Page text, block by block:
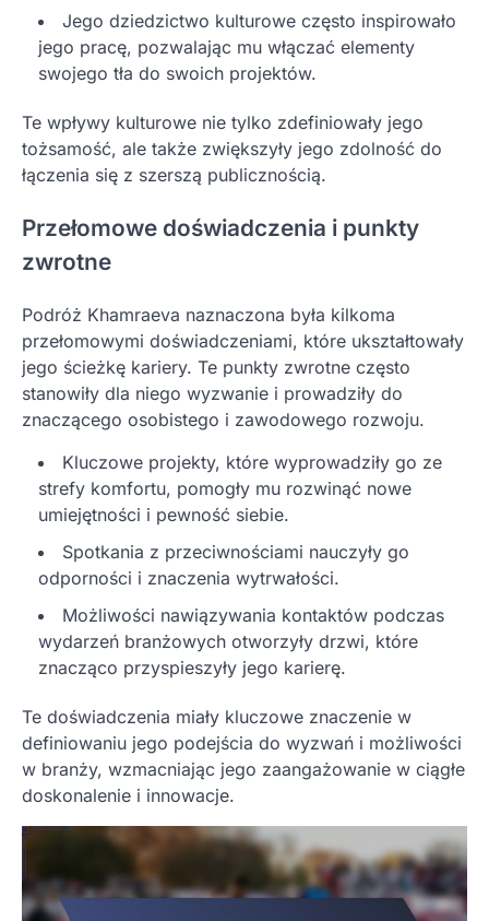
Jego dziedzictwo kulturowe często inspirowało
jego pracę, pozwalając mu włączać elementy
swojego tła do swoich projektów.
Te wpływy kulturowe nie tylko zdefiniowały jego
tożsamość, ale także zwiększyły jego zdolność do
łączenia się z szerszą publicznością.
Przełomowe doświadczenia i punkty
zwrotne
Podróż Khamraeva naznaczona była kilkoma
przełomowymi doświadczeniami, które ukształtowały
jego ścieżkę kariery. Te punkty zwrotne często
stanowiły dla niego wyzwanie i prowadziły do
znaczącego osobistego i zawodowego rozwoju.
Kluczowe projekty, które wyprowadziły go ze
strefy komfortu, pomogły mu rozwinąć nowe
umiejętności i pewność siebie.
Spotkania z przeciwnościami nauczyły go
odporności i znaczenia wytrwałości.
Możliwości nawiązywania kontaktów podczas
wydarzeń branżowych otworzyły drzwi, które
znacząco przyspieszyły jego karierę.
Te doświadczenia miały kluczowe znaczenie w
definiowaniu jego podejścia do wyzwań i możliwości
w branży, wzmacniając jego zaangażowanie w ciągłe
doskonalenie i innowacje.